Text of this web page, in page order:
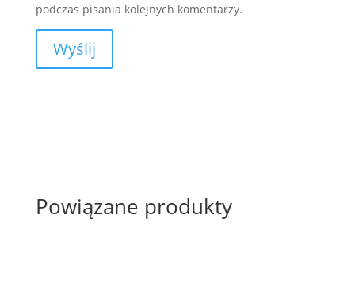
podczas pisania kolejnych komentarzy.
Powiązane produkty